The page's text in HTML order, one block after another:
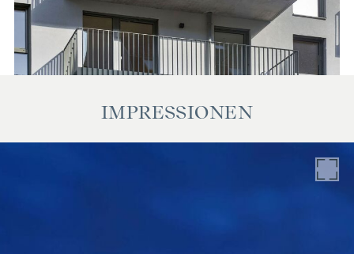
unsererseits ohne Gewähr. Als Vermittlungshonorar gelten
die allgemeinen Geschäftsbedingungen und die Verordnung
für Immobilienmakler des BM für Handel, Gewerbe und
Industrie, BGBL. 297/1996. Für den Fall, dass es
kommt, verrechnen wir Ihnen eine Vermittlungsprovision
wir in einem wirtschaftlichen Naheverhältnis zur Verkäuferin
IMPRESSIONEN